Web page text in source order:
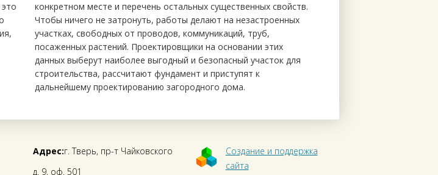
конкретном месте и перечень остальных существенных свойств.
Чтобы ничего не затронуть, работы делают на незастроенных
участках, свободных от проводов, коммуникаций, труб,
посаженных растений. Проектировщики на основании этих
данных выберут наиболее выгодный и безопасный участок для
строительства, рассчитают фундамент и приступят к
дальнейшему проектированию загородного дома.
Адрес:г. Тверь, пр-т Чайковского
д. 9, оф. 501
Создание и поддержка
сайта